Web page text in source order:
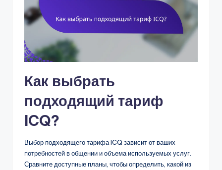
Как выбрать
подходящий тариф
ICQ?
Выбор подходящего тарифа ICQ зависит от ваших
потребностей в общении и объема используемых услуг.
Сравните доступные планы, чтобы определить, какой из